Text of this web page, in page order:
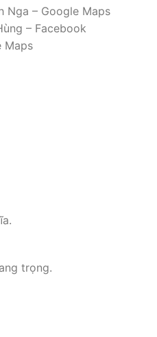
Nga – Google Maps
– Facebook
Maps
trọng.